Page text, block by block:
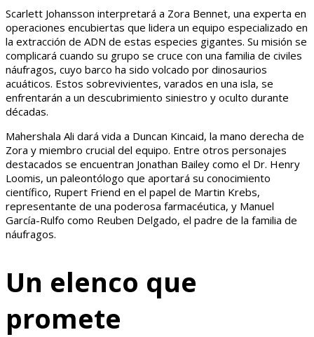
Scarlett Johansson interpretará a Zora Bennet, una experta en
operaciones encubiertas que lidera un equipo especializado en
la extracción de ADN de estas especies gigantes. Su misión se
complicará cuando su grupo se cruce con una familia de civiles
náufragos, cuyo barco ha sido volcado por dinosaurios
acuáticos. Estos sobrevivientes, varados en una isla, se
enfrentarán a un descubrimiento siniestro y oculto durante
décadas.
Mahershala Ali dará vida a Duncan Kincaid, la mano derecha de
Zora y miembro crucial del equipo. Entre otros personajes
destacados se encuentran Jonathan Bailey como el Dr. Henry
Loomis, un paleontólogo que aportará su conocimiento
científico, Rupert Friend en el papel de Martin Krebs,
representante de una poderosa farmacéutica, y Manuel
García-Rulfo como Reuben Delgado, el padre de la familia de
náufragos.
Un elenco que
promete